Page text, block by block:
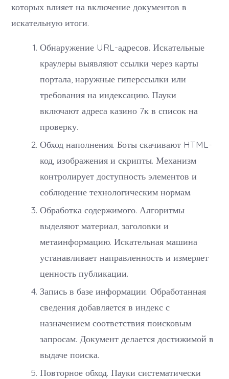
которых влияет на включение документов в
искательную итоги.
Обнаружение URL-адресов. Искательные
краулеры выявляют ссылки через карты
портала, наружные гиперссылки или
требования на индексацию. Пауки
включают адреса казино 7к в список на
проверку.
Обход наполнения. Боты скачивают HTML-
код, изображения и скрипты. Механизм
контролирует доступность элементов и
соблюдение технологическим нормам.
Обработка содержимого. Алгоритмы
выделяют материал, заголовки и
метаинформацию. Искательная машина
устанавливает направленность и измеряет
ценность публикации.
Запись в базе информации. Обработанная
сведения добавляется в индекс с
назначением соответствия поисковым
запросам. Документ делается достижимой в
выдаче поиска.
Повторное обход. Пауки систематически